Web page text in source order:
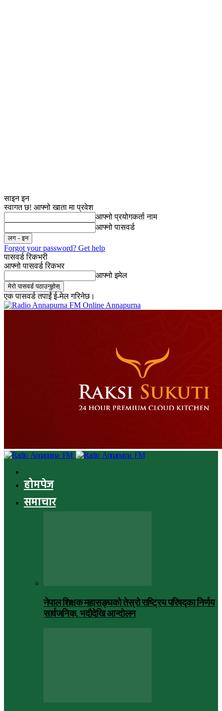
साइन इन
स्वागत छ! आफ्नो खाता मा प्रवेश
आफ्नो प्रयोगकर्ता नाम
आफ्नो पासवर्ड
Forgot your password? Get help
पासवर्ड रिकभरी
आफ्नो पासवर्ड रिकभर
आफ्नो इमेल
एक पासवर्ड तपाईं ई-मेल गरिनेछ।
Online Annapurna
होमपेज
समाचार
नेपाल शिक्षक महासङ्घको तेस्रो राष्ट्रिय परिषद्का निर्णय
सार्वजनिक, भदाैदेखि आन्दाेलन